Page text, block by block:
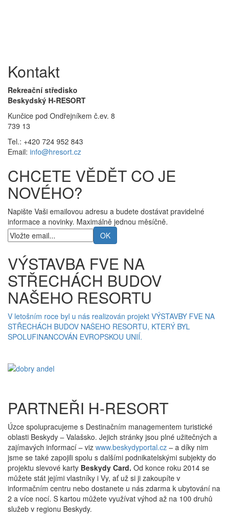
Kontakt
Rekreační středisko
Beskydský H-RESORT
Kunčice pod Ondřejníkem č.ev. 8
739 13
Tel.: +420 724 952 843
Email: info@hresort.cz
CHCETE VĚDĚT CO JE
NOVÉHO?
Napište Vaši emailovou adresu a budete dostávat pravidelné
informace a novinky. Maximálně jednou měsíčně.
VÝSTAVBA FVE NA
STŘECHÁCH BUDOV
NAŠEHO RESORTU
V letošním roce byl u nás realizován projekt VÝSTAVBY FVE NA
STŘECHÁCH BUDOV NAŠEHO RESORTU, KTERÝ BYL
SPOLUFINANCOVÁN EVROPSKOU UNIÍ.
PARTNEŘI H-RESORT
Úzce spolupracujeme s Destinačním managementem turistické
oblasti Beskydy – Valašsko. Jejich stránky jsou plné užitečných a
zajímavých informací – viz www.beskydyportal.cz – a díky nim
jsme se také zapojili spolu s dalšími podnikatelskými subjekty do
projektu slevové karty Beskydy Card. Od konce roku 2014 se
můžete stát jejími vlastníky i Vy, ať už si ji zakoupíte v
informačním centru nebo dostanete u nás zdarma k ubytování na
2 a více nocí. S kartou můžete využívat výhod až na 100 druhů
služeb v regionu Beskydy.